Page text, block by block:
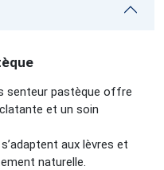
senteur pastèque offre
et un soin
aux lèvres et
naturelle.